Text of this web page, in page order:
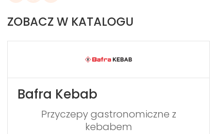
ZOBACZ W KATALOGU
Bafra Kebab
Przyczepy gastronomiczne z
kebabem